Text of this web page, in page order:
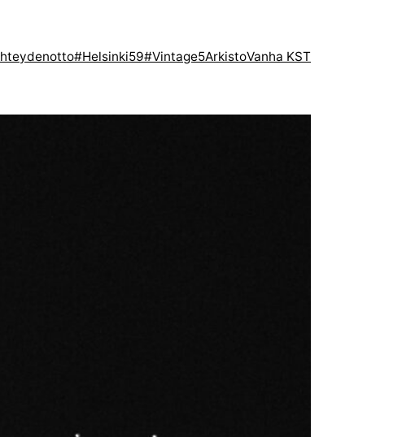
#Helsinki59#Vintage5ArkistoVanha KST